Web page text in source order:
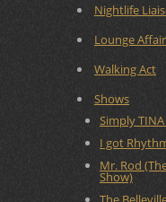
Nightlife
Lounge
Walking Act
Shows
Simply
I got
Mr. Rod
Show)